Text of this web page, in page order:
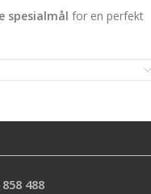
spesialmål for en perfekt
488